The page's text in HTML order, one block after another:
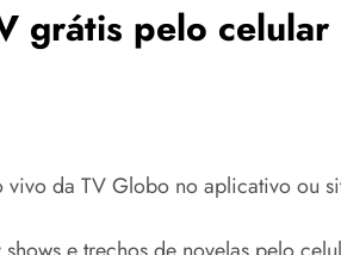
grátis pelo celular
da TV Globo no aplicativo ou